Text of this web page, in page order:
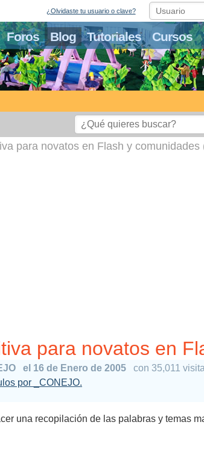
Foros Blog Tutoriales Cursos
¿Olvidaste tu usuario o clave?
para novatos en Flash y comunidades
para novatos en
el 16 de Enero de 2005
con 35,011
por _CONEJO.
una recopilación de las palabras y temas